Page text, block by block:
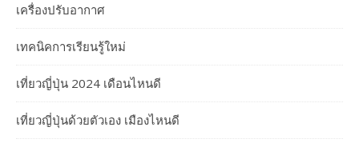
เครื่องปรับอากาศ
เทคนิคการเรียนรู้ใหม่
เที่ยวญี่ปุ่น 2024 เดือนไหนดี
เที่ยวญี่ปุ่นด้วยตัวเอง เมืองไหนดี